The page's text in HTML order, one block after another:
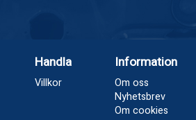
Handla
Villkor
Information
Om oss
Nyhetsbrev
Om cookies